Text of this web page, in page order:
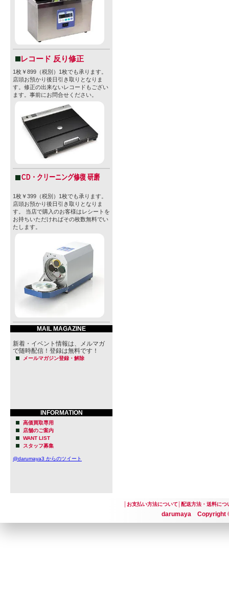
レコード 反り修正
1枚￥899（税別）1枚でも承ります。
店頭お預かり後日引き取りとなりま
す。修正の出来ないレコードもござい
ます。事前にお問合せください。
CD・クリーニング修復 研磨
1枚￥399（税別）1枚でも承ります。
店頭お預かり後日引き取りとなりま
す。 当店で購入のお客様はレシートを
お持ちいただければその枚数無料でい
たします。
MAIL MAGAZINE
新着・イベント情報は、メルマガ
で随時配信！登録は無料です！
メールマガジン登録・解除
INFORMATION
高価買取専用
店舗のご案内
WANT LIST
スタッフ募集
@darumaya3 からのツイート
お支払い方法について│ 配送方法・送料につ
darumaya Copyright